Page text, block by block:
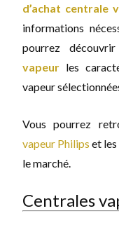
d’achat centrale
informations
pourrez
vapeur les
vapeur
Vous pourrez
vapeur Philips et les
le marché.
Centrales